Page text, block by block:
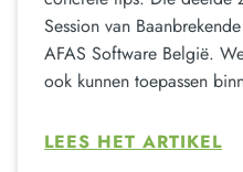
Session van
AFAS Software België.
ook kunnen toepassen
LEES HET ARTIKEL